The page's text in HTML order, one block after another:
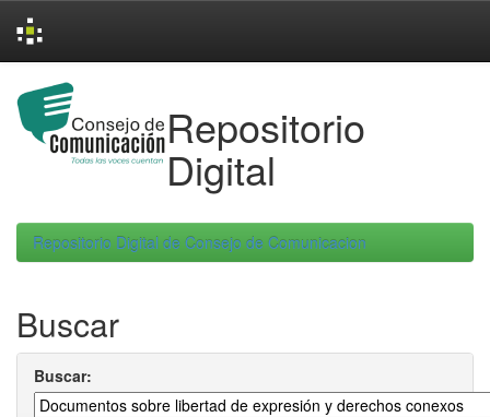
navigation
Repositorio
Digital
Repositorio Digital de Consejo de Comunicacion
Buscar
Buscar: